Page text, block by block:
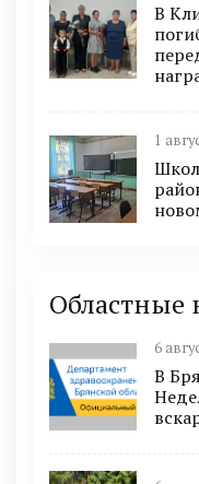
В
1
Областные
6
В